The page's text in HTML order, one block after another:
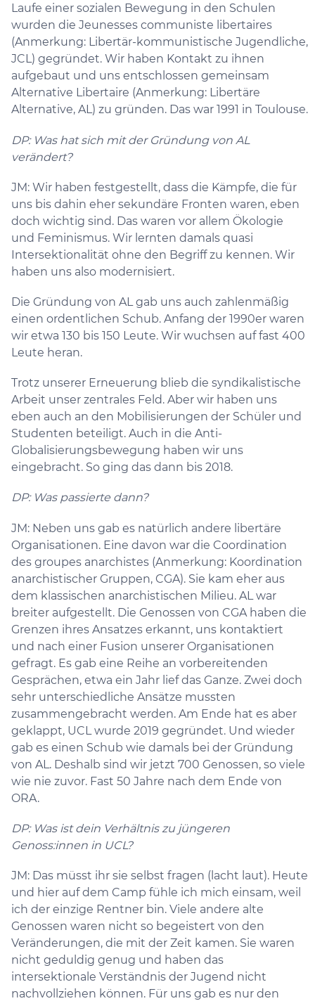
Laufe einer sozialen Bewegung in den Schulen
wurden die Jeunesses communiste libertaires
(Anmerkung: Libertär-kommunistische Jugendliche,
JCL) gegründet. Wir haben Kontakt zu ihnen
aufgebaut und uns entschlossen gemeinsam
Alternative Libertaire (Anmerkung: Libertäre
Alternative, AL) zu gründen. Das war 1991 in Toulouse.
DP: Was hat sich mit der Gründung von AL
verändert?
JM: Wir haben festgestellt, dass die Kämpfe, die für
uns bis dahin eher sekundäre Fronten waren, eben
doch wichtig sind. Das waren vor allem Ökologie
und Feminismus. Wir lernten damals quasi
Intersektionalität ohne den Begriff zu kennen. Wir
haben uns also modernisiert.
Die Gründung von AL gab uns auch zahlenmäßig
einen ordentlichen Schub. Anfang der 1990er waren
wir etwa 130 bis 150 Leute. Wir wuchsen auf fast 400
Leute heran.
Trotz unserer Erneuerung blieb die syndikalistische
Arbeit unser zentrales Feld. Aber wir haben uns
eben auch an den Mobilisierungen der Schüler und
Studenten beteiligt. Auch in die Anti-
Globalisierungsbewegung haben wir uns
eingebracht. So ging das dann bis 2018.
DP: Was passierte dann?
JM: Neben uns gab es natürlich andere libertäre
Organisationen. Eine davon war die Coordination
des groupes anarchistes (Anmerkung: Koordination
anarchistischer Gruppen, CGA). Sie kam eher aus
dem klassischen anarchistischen Milieu. AL war
breiter aufgestellt. Die Genossen von CGA haben die
Grenzen ihres Ansatzes erkannt, uns kontaktiert
und nach einer Fusion unserer Organisationen
gefragt. Es gab eine Reihe an vorbereitenden
Gesprächen, etwa ein Jahr lief das Ganze. Zwei doch
sehr unterschiedliche Ansätze mussten
zusammengebracht werden. Am Ende hat es aber
geklappt, UCL wurde 2019 gegründet. Und wieder
gab es einen Schub wie damals bei der Gründung
von AL. Deshalb sind wir jetzt 700 Genossen, so viele
wie nie zuvor. Fast 50 Jahre nach dem Ende von
ORA.
DP: Was ist dein Verhältnis zu jüngeren
Genoss:innen in UCL?
JM: Das müsst ihr sie selbst fragen (lacht laut). Heute
und hier auf dem Camp fühle ich mich einsam, weil
ich der einzige Rentner bin. Viele andere alte
Genossen waren nicht so begeistert von den
Veränderungen, die mit der Zeit kamen. Sie waren
nicht geduldig genug und haben das
intersektionale Verständnis der Jugend nicht
nachvollziehen können. Für uns gab es nur den